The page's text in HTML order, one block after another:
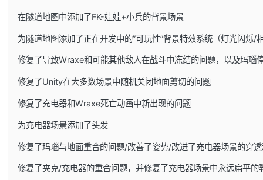
在隧道地图中添加了FK-娃娃+小兵的背景场景
为隧道地图添加了正在开发中的”可玩性”背景特效系统（灯光闪烁/
修复了导致Wraxe和可能其他敌人在战斗中冻结的问题，以及玛瑙
修复了Unity在大多数场景中随机关闭地面剪切的问题
修复了充电器和Wraxe死亡动画中新出现的问题
为充电器场景添加了头发
修复了玛瑙与地面重合的问题/改善了姿势/改进了充电器场景的穿
修复了夹克/充电器的重合问题，并修复了充电器场景中永远扁平的